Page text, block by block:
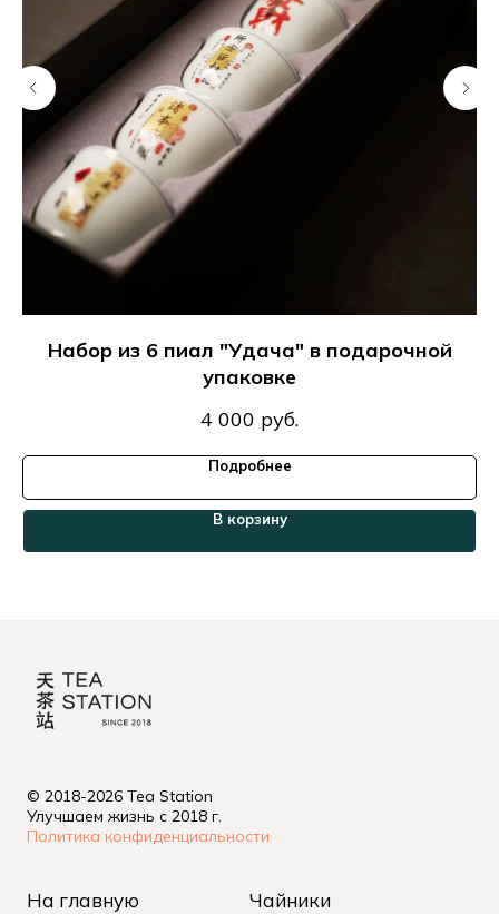
Набор из 6 пиал "Удача" в подарочной
упаковке
4 000 руб.
Подробнее
В корзину
© 2018-2026 Tea Station
Улучшаем жизнь с 2018 г.
Политика конфиденциальности
На главную
Чайники